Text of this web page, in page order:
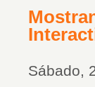
Sábado,